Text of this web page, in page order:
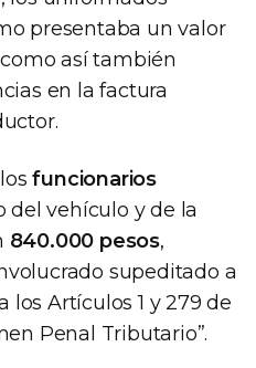
presentaba un valor
así también
en la factura
funcionarios
del vehículo y de la
840.000 pesos,
supeditado a
los Artículos 1 y 279 de
Penal Tributario”.